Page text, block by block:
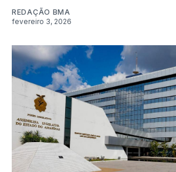
REDAÇÃO BMA
fevereiro 3, 2026